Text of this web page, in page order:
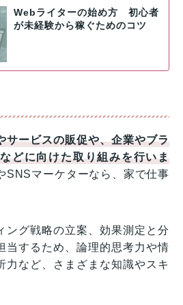
Webライターの始め方 初心者
が未経験から稼ぐためのコツ
サービスの販促や、企業やブラ
どに向けた取り組みを行いま
SNSマーケターなら、家で仕事
ング戦略の立案、効果測定と分
当するため、論理的思考力や情
力など、さまざまな知識やスキ